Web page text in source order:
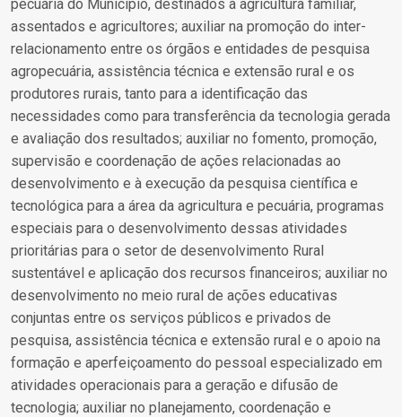
pecuária do Município, destinados à agricultura familiar,
assentados e agricultores; auxiliar na promoção do inter-
relacionamento entre os órgãos e entidades de pesquisa
agropecuária, assistência técnica e extensão rural e os
produtores rurais, tanto para a identificação das
necessidades como para transferência da tecnologia gerada
e avaliação dos resultados; auxiliar no fomento, promoção,
supervisão e coordenação de ações relacionadas ao
desenvolvimento e à execução da pesquisa científica e
tecnológica para a área da agricultura e pecuária, programas
especiais para o desenvolvimento dessas atividades
prioritárias para o setor de desenvolvimento Rural
sustentável e aplicação dos recursos financeiros; auxiliar no
desenvolvimento no meio rural de ações educativas
conjuntas entre os serviços públicos e privados de
pesquisa, assistência técnica e extensão rural e o apoio na
formação e aperfeiçoamento do pessoal especializado em
atividades operacionais para a geração e difusão de
tecnologia; auxiliar no planejamento, coordenação e